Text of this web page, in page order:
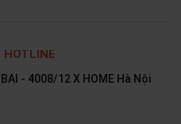
- 4008/12 X HOME Hà Nội